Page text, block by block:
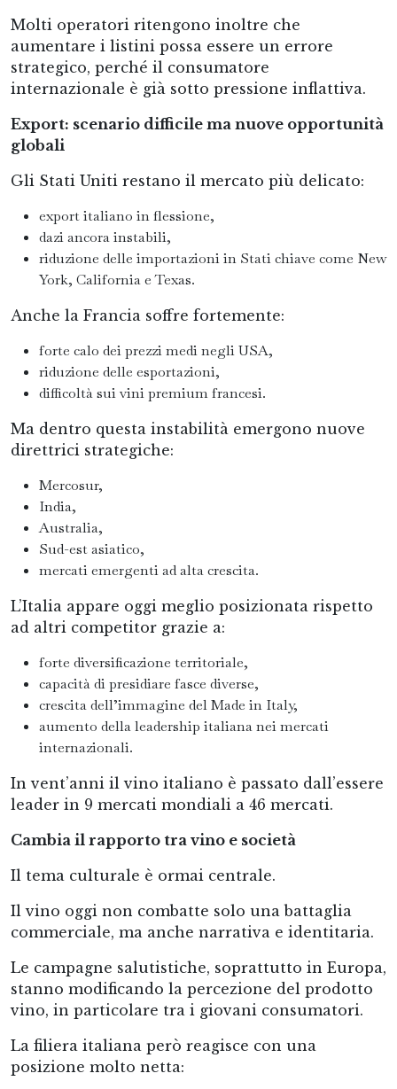
Molti operatori ritengono inoltre che
aumentare i listini possa essere un errore
strategico, perché il consumatore
internazionale è già sotto pressione inflattiva.
Export: scenario difficile ma nuove opportunità
globali
Gli Stati Uniti restano il mercato più delicato:
export italiano in flessione,
dazi ancora instabili,
riduzione delle importazioni in Stati chiave come New
York, California e Texas.
Anche la Francia soffre fortemente:
forte calo dei prezzi medi negli USA,
riduzione delle esportazioni,
difficoltà sui vini premium francesi.
Ma dentro questa instabilità emergono nuove
direttrici strategiche:
Mercosur,
India,
Australia,
Sud-est asiatico,
mercati emergenti ad alta crescita.
L’Italia appare oggi meglio posizionata rispetto
ad altri competitor grazie a:
forte diversificazione territoriale,
capacità di presidiare fasce diverse,
crescita dell’immagine del Made in Italy,
aumento della leadership italiana nei mercati
internazionali.
In vent’anni il vino italiano è passato dall’essere
leader in 9 mercati mondiali a 46 mercati.
Cambia il rapporto tra vino e società
Il tema culturale è ormai centrale.
Il vino oggi non combatte solo una battaglia
commerciale, ma anche narrativa e identitaria.
Le campagne salutistiche, soprattutto in Europa,
stanno modificando la percezione del prodotto
vino, in particolare tra i giovani consumatori.
La filiera italiana però reagisce con una
posizione molto netta: